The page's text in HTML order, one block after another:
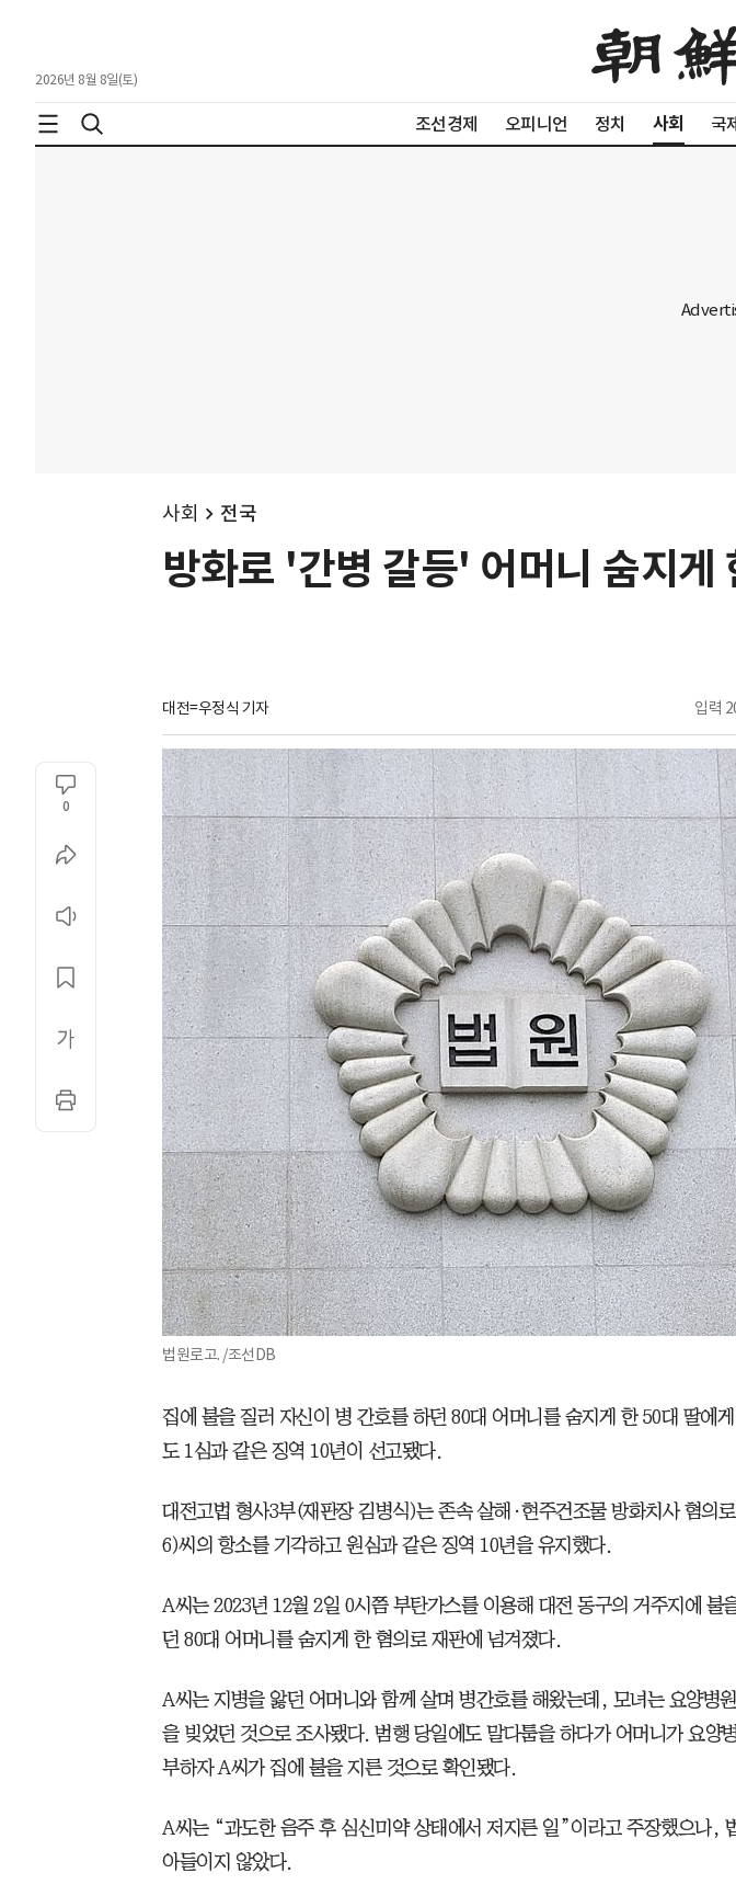
2026년 8월 8일(토)
조선경제 오피니언 정치 사회 국
사회 전국
방화로 '간병 갈등' 어머니 숨지
대전=우정식 기자 입력
0
법원로고. /조선DB
집에 불을 질러 자신이 병 간호를 하던 80대 어머니를 숨지게 한 50대 딸에
도 1심과 같은 징역 10년이 선고됐다.
대전고법 형사3부(재판장 김병식)는 존속 살해·현주건조물 방화치사 혐의
6)씨의 항소를 기각하고 원심과 같은 징역 10년을 유지했다.
A씨는 2023년 12월 2일 0시쯤 부탄가스를 이용해 대전 동구의 거주지에 불
던 80대 어머니를 숨지게 한 혐의로 재판에 넘겨졌다.
A씨는 지병을 앓던 어머니와 함께 살며 병간호를 해왔는데, 모녀는 요양병
을 빚었던 것으로 조사됐다. 범행 당일에도 말다툼을 하다가 어머니가 요양
부하자 A씨가 집에 불을 지른 것으로 확인됐다.
A씨는 “과도한 음주 후 심신미약 상태에서 저지른 일”이라고 주장했으나,
아들이지 않았다.